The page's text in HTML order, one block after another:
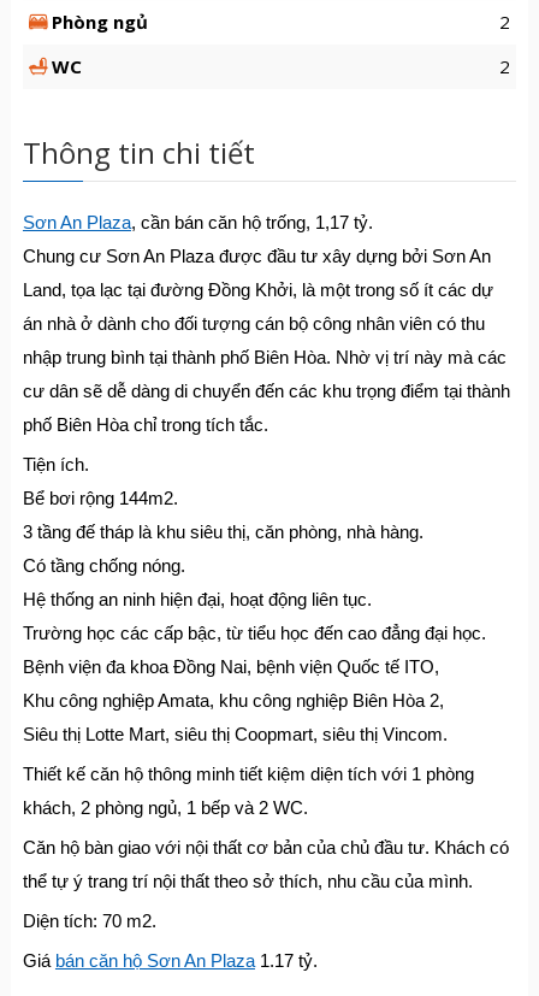
Phòng ngủ
2
WC
2
Thông tin chi tiết
Sơn An Plaza, cần bán căn hộ trống, 1,17 tỷ.
Chung cư Sơn An Plaza được đầu tư xây dựng bởi Sơn An
Land, tọa lạc tại đường Đồng Khởi, là một trong số ít các dự
án nhà ở dành cho đối tượng cán bộ công nhân viên có thu
nhập trung bình tại thành phố Biên Hòa. Nhờ vị trí này mà các
cư dân sẽ dễ dàng di chuyển đến các khu trọng điểm tại thành
phố Biên Hòa chỉ trong tích tắc.
Tiện ích.
Bể bơi rộng 144m2.
3 tầng đế tháp là khu siêu thị, căn phòng, nhà hàng.
Có tầng chống nóng.
Hệ thống an ninh hiện đại, hoạt động liên tục.
Trường học các cấp bậc, từ tiểu học đến cao đẳng đại học.
Bệnh viện đa khoa Đồng Nai, bệnh viện Quốc tế ITO,
Khu công nghiệp Amata, khu công nghiệp Biên Hòa 2,
Siêu thị Lotte Mart, siêu thị Coopmart, siêu thị Vincom.
Thiết kế căn hộ thông minh tiết kiệm diện tích với 1 phòng
khách, 2 phòng ngủ, 1 bếp và 2 WC.
Căn hộ bàn giao với nội thất cơ bản của chủ đầu tư. Khách có
thể tự ý trang trí nội thất theo sở thích, nhu cầu của mình.
Diện tích: 70 m2.
Giá bán căn hộ Sơn An Plaza1.17 tỷ.